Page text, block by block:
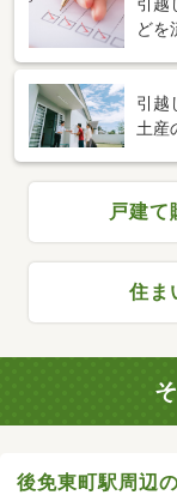
どを
引越
土産
戸建て
住ま
後免東町駅周辺